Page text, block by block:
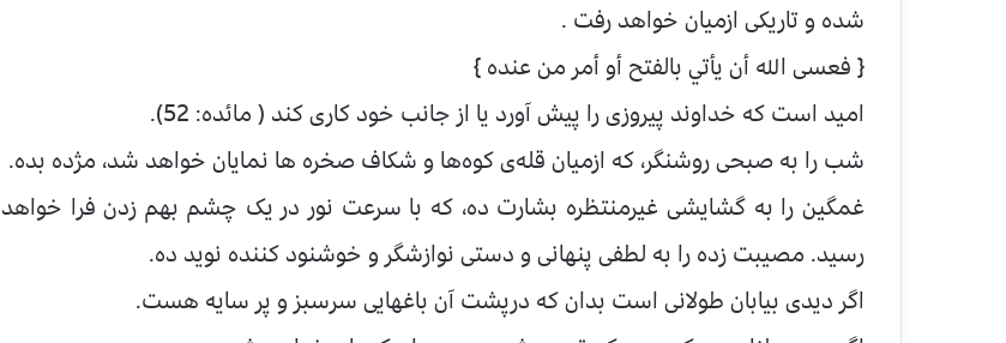
شده و تاریکی ازمیان خواهد رفت .
{ فعسى الله أن يأتي بالفتح أو أمر من عنده }
اميد است كه خداوند پیروزی را پيش آورد يا از جانب خود كاری كند ( مائده: 52).
شب را به صبحی روشنگر، که ازمیان قله‌ی کوه‌ها و شکاف صخره ها نمایان خواهد شد، مژده بده.
غمگین را به گشایشی غیرمنتظره بشارت ده، که با سرعت نور در یک چشم بهم زدن فرا خواهد
رسید. مصیبت زده را به لطفی پنهانی و دستی نوازشگر و خوشنود کننده نوید ده.
اگر دیدی بیابان طولانی است بدان که درپشت آن باغهایی سرسبز و پر سایه هست.